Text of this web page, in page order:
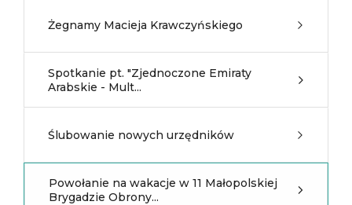
Żegnamy Macieja Krawczyńskiego
Spotkanie pt. "Zjednoczone Emiraty
Arabskie - Mult...
Ślubowanie nowych urzędników
Powołanie na wakacje w 11 Małopolskiej
Brygadzie Obrony...